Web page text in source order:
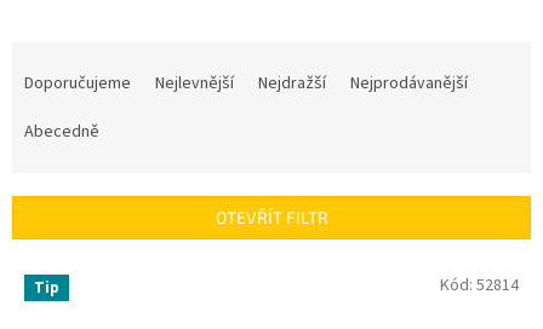
r
Doporučujeme Nejlevnější Nejdražší
Nejprodávanější
Abecedně
OTEVŘÍT FILTR
V Tip Kód: 52814